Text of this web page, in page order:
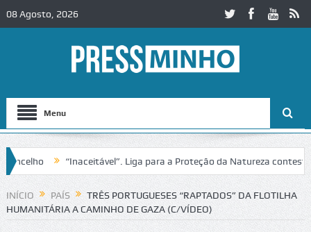
08 Agosto, 2026
Menu
“Inaceitável”. Liga para a Proteção da Natureza contesta
Igreja do Castelo de Cerveira assegura financiamento
INÍCIO PAÍS
TRÊS PORTUGUESES “RAPTADOS” DA FLOTILHA
HUMANITÁRIA A CAMINHO DE GAZA (C/VÍDEO)